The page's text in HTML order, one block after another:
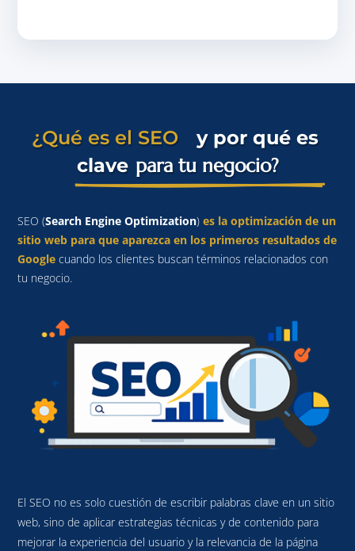
¿Qué es el SEO
y por qué es
clave para tu negocio?
SEO (Search Engine Optimization)es la optimización de un
sitio web para que aparezca en los primeros resultados de
Google cuando los clientes buscan términos relacionados con
tu negocio.
El SEO no es solo cuestión de escribir palabras clave en un sitio
web, sino de aplicar estrategias técnicas y de contenido para
mejorar la experiencia del usuario y la relevancia de la página